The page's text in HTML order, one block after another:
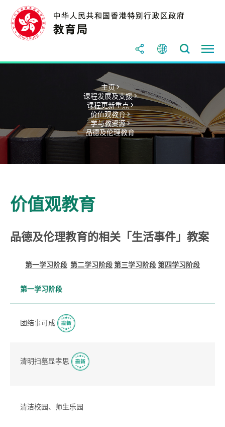
主页 >
课程发展及支援 >
课程更新重点 >
价值观教育 >
学与教资源 >
品德及伦理教育
价值观教育
品德及伦理教育的相关「生活事件」教案
第一学习阶段 第二学习阶段第三学习阶段第四学习阶段
第一学习阶段
团结事可成
清明扫墓显孝思
清洁校园、师生乐园